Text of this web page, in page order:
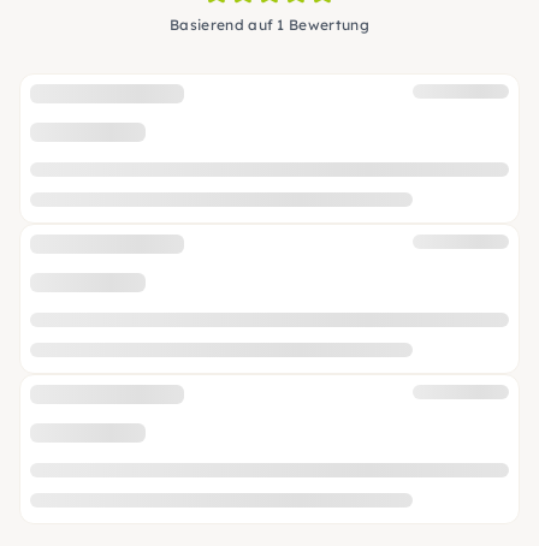
Basierend auf 1 Bewertung